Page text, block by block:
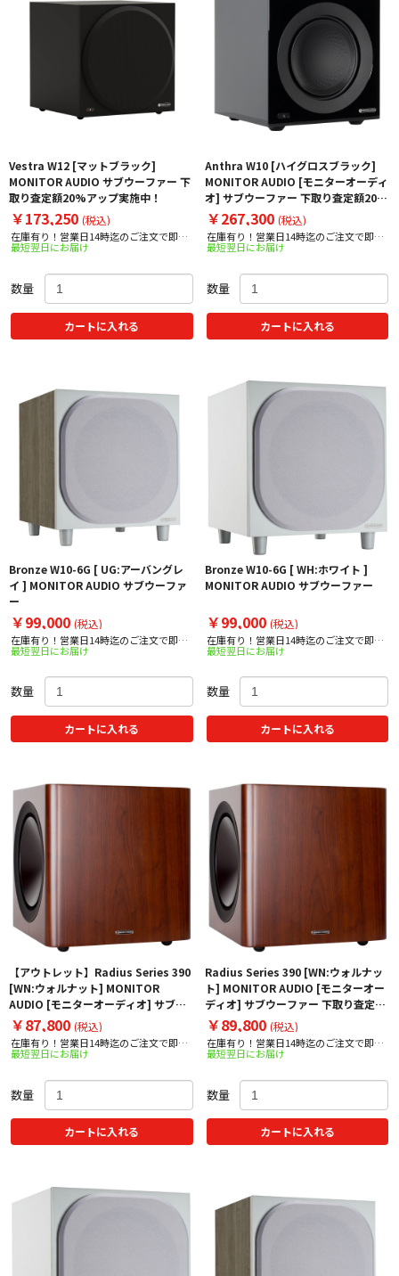
Vestra W12 [マットブラック]
MONITOR AUDIO サブウーファー 下
取り査定額20%アップ実施中！
￥173,250 (税込)
在庫有り！営業日14時迄のご注文で即日
出荷！
最短翌日にお届け
数量
カートに入れる
Anthra W10 [ハイグロスブラック]
MONITOR AUDIO [モニターオーディ
オ] サブウーファー 下取り査定額20%
アップ実施中！
￥267,300 (税込)
在庫有り！営業日14時迄のご注文で即日
出荷！
最短翌日にお届け
数量
カートに入れる
Bronze W10-6G [ UG:アーバングレ
イ ] MONITOR AUDIO サブウーファ
ー
￥99,000 (税込)
在庫有り！営業日14時迄のご注文で即日
出荷！
最短翌日にお届け
数量
カートに入れる
Bronze W10-6G [ WH:ホワイト ]
MONITOR AUDIO サブウーファー
￥99,000 (税込)
在庫有り！営業日14時迄のご注文で即日
出荷！
最短翌日にお届け
数量
カートに入れる
【アウトレット】Radius Series 390
[WN:ウォルナット] MONITOR
AUDIO [モニターオーディオ] サブウ
ーファー 【箱凹み・外箱に若干の汚れ
⇒限定アウトレット】
￥87,800 (税込)
在庫有り！営業日14時迄のご注文で即日
出荷！
最短翌日にお届け
数量
カートに入れる
Radius Series 390 [WN:ウォルナッ
ト] MONITOR AUDIO [モニターオー
ディオ] サブウーファー 下取り査定額
20%アップ実施中！
￥89,800 (税込)
在庫有り！営業日14時迄のご注文で即日
出荷！
最短翌日にお届け
数量
カートに入れる